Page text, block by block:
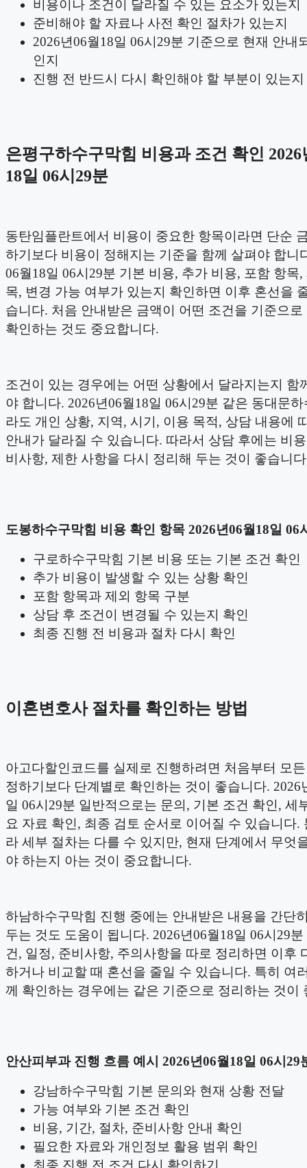
비용이나 조건이 달라질 수 있는 요소가 있는지
준비해야 할 자료나 사전 확인 절차가 있는지
2026년06월18일 06시29분 기준으로 현재 안내
인지
진행 전 반드시 다시 확인해야 할 부분이 있는지
은평구하수구막힘 비용과 조건 확인 2026
18일 06시29분
동탄임플란트에서 비용이 중요한 항목이라면 단순
하기보다 비용이 정해지는 기준을 함께 살펴야 합니
06월18일 06시29분 기본 비용, 추가 비용, 포함 항목,
목, 변경 가능 여부가 있는지 확인하면 이후 혼선을
습니다. 처음 안내받은 금액이 어떤 조건을 기준으로
확인하는 것도 중요합니다.
조건이 있는 경우에는 어떤 상황에서 달라지는지 함
야 합니다. 2026년06월18일 06시29분 같은 동대문
라도 개인 상황, 지역, 시기, 이용 목적, 상담 내용에
안내가 달라질 수 있습니다. 따라서 상담 후에는 비
비사항, 제한 사항을 다시 정리해 두는 것이 좋습니
도봉하수구막힘 비용 확인 항목 2026년06월18일 06
구로하수구막힘 기본 비용 또는 기본 조건 확인
추가 비용이 발생할 수 있는 상황 확인
포함 항목과 제외 항목 구분
상담 후 조건이 변경될 수 있는지 확인
최종 진행 전 비용과 절차 다시 확인
이혼변호사 절차를 확인하는 방법
아고다할인코드를 실제로 진행하려면 처음부터 모
정하기보다 단계별로 확인하는 것이 좋습니다. 2026
일 06시29분 일반적으로는 문의, 기본 조건 확인, 세
요 자료 확인, 최종 검토 순서로 이어질 수 있습니다.
라 세부 절차는 다를 수 있지만, 현재 단계에서 무엇
야 하는지 아는 것이 중요합니다.
하남하수구막힘 진행 중에는 안내받은 내용을 간단
두는 것도 도움이 됩니다. 2026년06월18일 06시29
건, 일정, 준비사항, 주의사항을 따로 정리하면 이후
하거나 비교할 때 혼선을 줄일 수 있습니다. 특히 여
께 확인하는 경우에는 같은 기준으로 정리하는 것이
안산피부과 진행 흐름 예시 2026년06월18일 06시29
강남하수구막힘 기본 문의와 현재 상황 전달
가능 여부와 기본 조건 확인
비용, 기간, 절차, 준비사항 안내 확인
필요한 자료와 개인정보 활용 범위 확인